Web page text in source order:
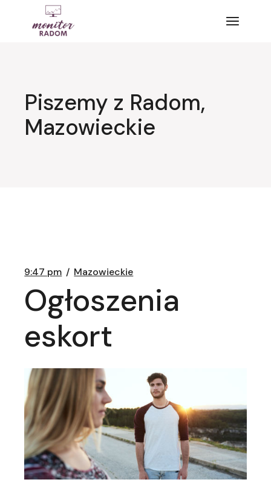
Piszemy z Radom,
Mazowieckie
9:47 pm Mazowieckie
Ogłoszenia
eskort